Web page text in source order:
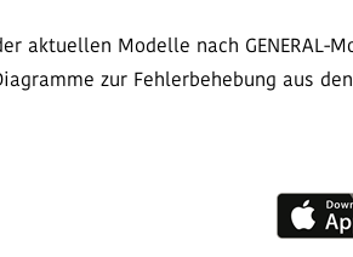
aktuellen Modelle nach GENERAL-
zur Fehlerbehebung aus